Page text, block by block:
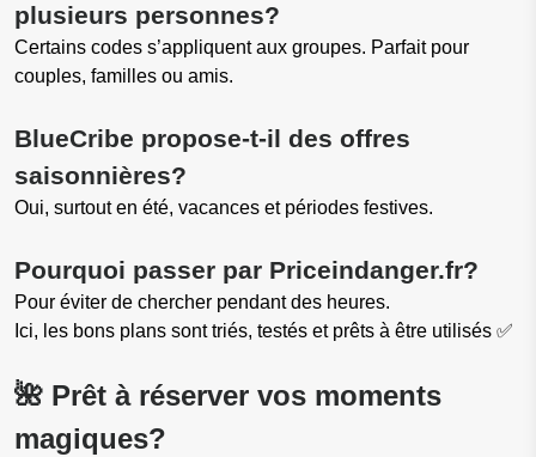
plusieurs personnes?
Certains codes s’appliquent aux groupes. Parfait pour
couples, familles ou amis.
BlueCribe propose-t-il des offres
saisonnières?
Oui, surtout en été, vacances et périodes festives.
Pourquoi passer par Priceindanger.fr?
Pour éviter de chercher pendant des heures.
Ici, les bons plans sont triés, testés et prêts à être utilisés ✅
🌺 Prêt à réserver vos moments
magiques?